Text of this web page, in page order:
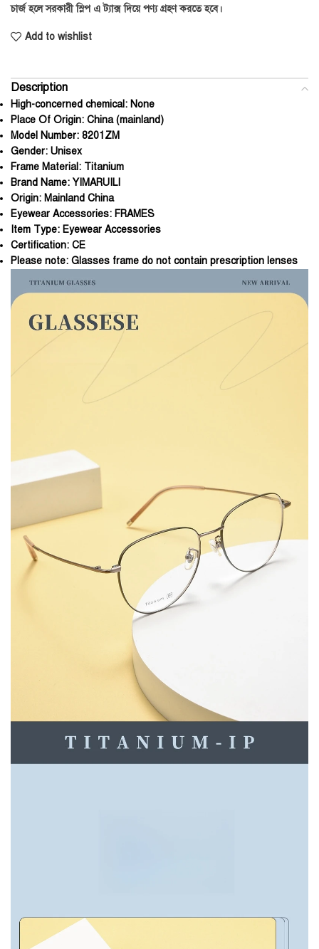
চার্জ হলে সরকারী স্লিপ এ ট্যাক্স দিয়ে পণ্য গ্রহণ করতে হবে।
Add to wishlist
Description
High-concerned chemical: None
Place Of Origin: China (mainland)
Model Number: 8201ZM
Gender: Unisex
Frame Material: Titanium
Brand Name: YIMARUILI
Origin: Mainland China
Eyewear Accessories: FRAMES
Item Type: Eyewear Accessories
Certification: CE
Please note: Glasses frame do not contain prescription lenses